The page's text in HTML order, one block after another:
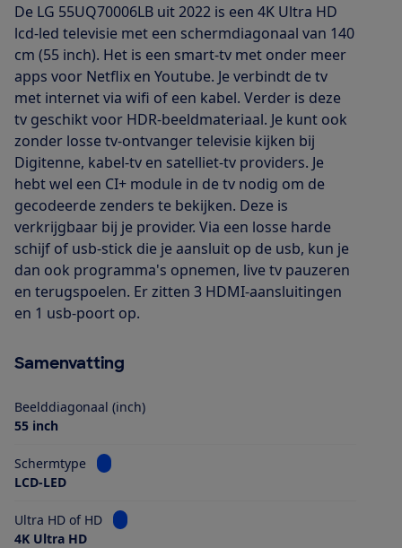
De LG 55UQ70006LB uit 2022 is een 4K Ultra HD
lcd-led televisie met een schermdiagonaal van 140
cm (55 inch). Het is een smart-tv met onder meer
apps voor Netflix en Youtube. Je verbindt de tv
met internet via wifi of een kabel. Verder is deze
tv geschikt voor HDR-beeldmateriaal. Je kunt ook
zonder losse tv-ontvanger televisie kijken bij
Digitenne, kabel-tv en satelliet-tv providers. Je
hebt wel een CI+ module in de tv nodig om de
gecodeerde zenders te bekijken. Deze is
verkrijgbaar bij je provider. Via een losse harde
schijf of usb-stick die je aansluit op de usb, kun je
dan ook programma's opnemen, live tv pauzeren
en terugspoelen. Er zitten 3 HDMI-aansluitingen
en 1 usb-poort op.
Samenvatting
Beelddiagonaal (inch)
55 inch
Schermtype
Bekijk informatie voor Schermtype
LCD-LED
Ultra HD of HD
Bekijk informatie voor Ultra HD of HD
4K Ultra HD